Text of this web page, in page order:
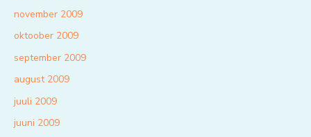
november 2009
oktoober 2009
september 2009
august 2009
juuli 2009
juuni 2009